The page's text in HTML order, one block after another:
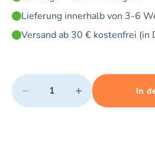
Lieferung innerhalb von 3-6
Versand ab 30 € kostenfrei (in
Quantity
− +
Minimum quantity: 1 Maximum
In
Add 1 item to cart